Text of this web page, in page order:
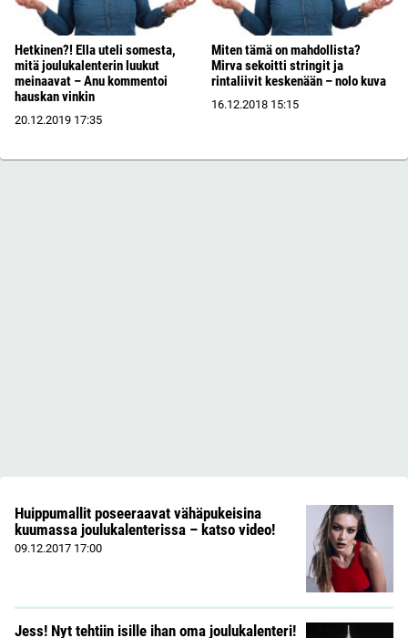
Hetkinen?! Ella uteli somesta,
mitä joulukalenterin luukut
meinaavat – Anu kommentoi
hauskan vinkin
20.12.2019 17:35
Miten tämä on mahdollista?
Mirva sekoitti stringit ja
rintaliivit keskenään – nolo kuva
16.12.2018 15:15
Huippumallit poseeraavat vähäpukeisina
kuumassa joulukalenterissa – katso video!
09.12.2017 17:00
Jess! Nyt tehtiin isille ihan oma joulukalenteri!